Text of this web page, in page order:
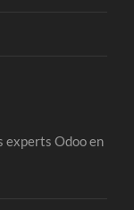
experts Odoo en